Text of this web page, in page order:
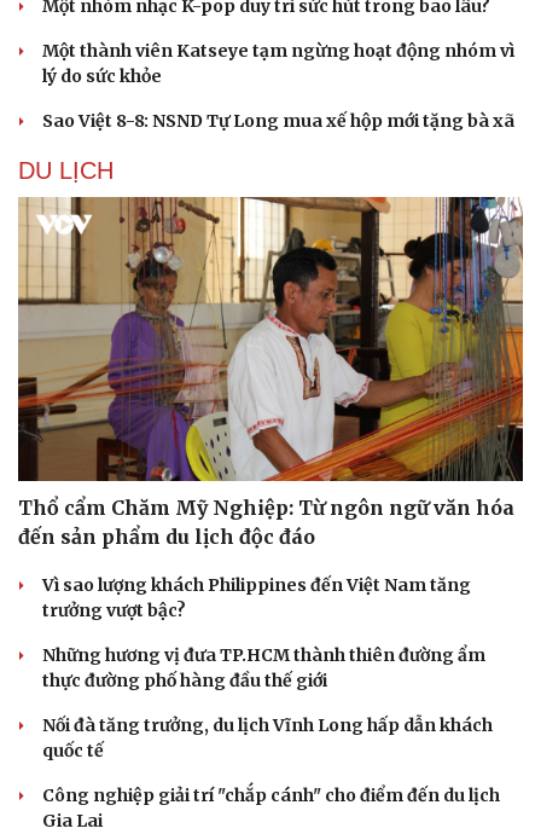
Sức khỏe
Dinh dưỡng - món ngon
Cây thuốc
Nhi khoa
Làm đẹp - giảm cân
Phòng mạch online
Ăn sạch sống khỏe
Đời sống
Nhà đẹp
Một nhóm nhạc K-pop duy trì sức hút trong bao lâu?
Một thành viên Katseye tạm ngừng hoạt động nhóm vì
lý do sức khỏe
Sao Việt 8-8: NSND Tự Long mua xế hộp mới tặng bà xã
DU LỊCH
Thổ cẩm Chăm Mỹ Nghiệp: Từ ngôn ngữ văn hóa
đến sản phẩm du lịch độc đáo
Vì sao lượng khách Philippines đến Việt Nam tăng
trưởng vượt bậc?
Những hương vị đưa TP.HCM thành thiên đường ẩm
thực đường phố hàng đầu thế giới
Nối đà tăng trưởng, du lịch Vĩnh Long hấp dẫn khách
quốc tế
Công nghiệp giải trí "chắp cánh" cho điểm đến du lịch
Gia Lai